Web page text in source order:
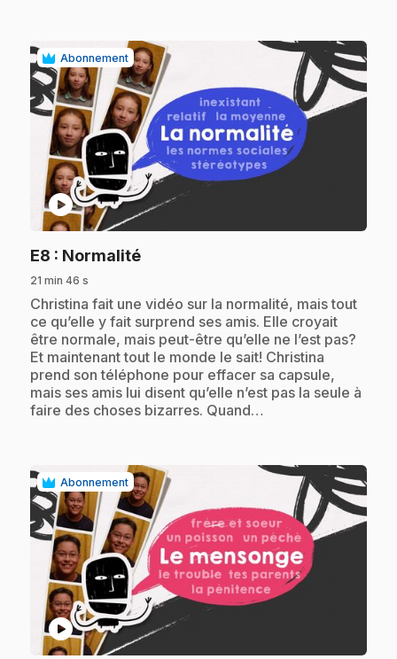
Abonnement
play_circle
E8 : Normalité.
21 min 46 s
.Christina fait une vidéo sur la normalité, mais tout
ce qu’elle y fait surprend ses amis. Elle croyait
être normale, mais peut-être qu’elle ne l’est pas?
Et maintenant tout le monde le sait! Christina
prend son téléphone pour effacer sa capsule,
mais ses amis lui disent qu’elle n’est pas la seule à
faire des choses bizarres. Quand…
Abonnement
play_circle